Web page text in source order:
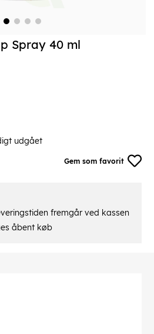
Gem som favorit
Spray 40 ml
udgået
fremgår ved kassen
åbent køb